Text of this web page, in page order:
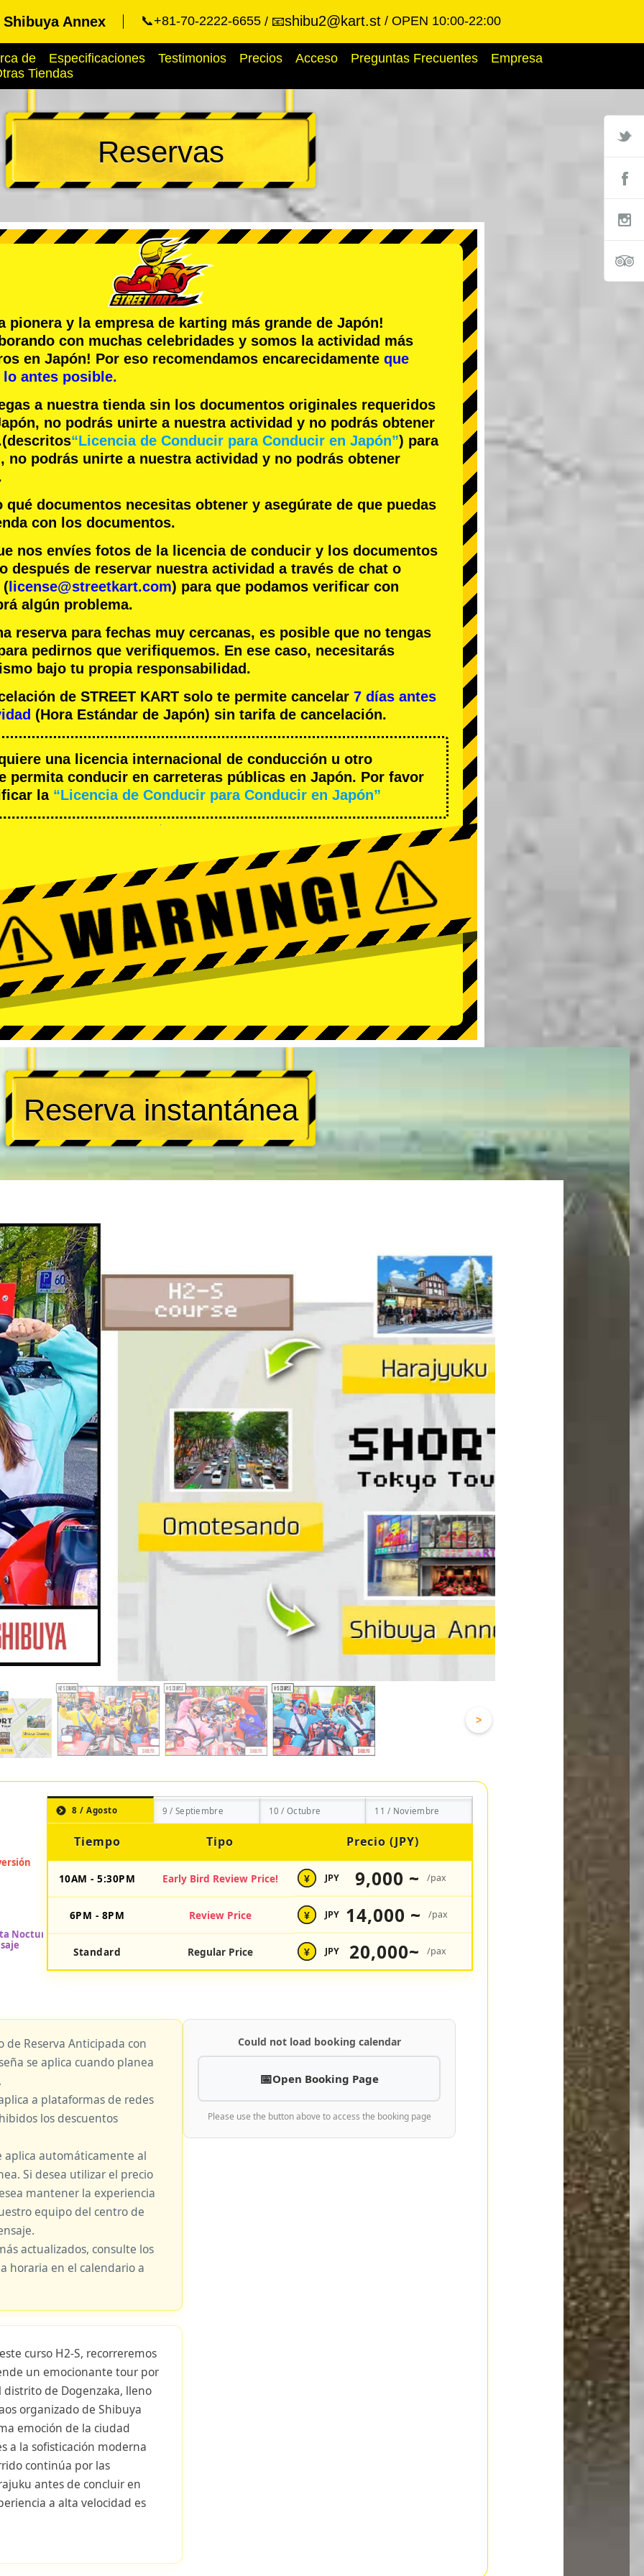
Annex 📞+81-70-2222-6655 📧shibu2@kart.st OPEN 10:00-22:00
de Especificaciones Testimonios Precios Acceso Preguntas Frecuentes
Empresa
Tiendas
Reservas
pioneray la empresa de karting más grande de Japón!
con muchas celebridades y somos la actividad más
en Japón! Por eso recomendamos encarecidamente que
lo antes posible.
a nuestra tienda sin los documentos originales requeridos
no podrás unirte a nuestra actividad y no podrás obtener
(descritos“Licencia de Conducir para Conducir en Japón”) para
no podrás unirte a nuestra actividad y no podrás obtener
qué documentos necesitas obtener y asegúrate de que puedas
con los documentos.
nos envíes fotos de la licencia de conducir y los documentos
después de reservar nuestra actividad a través de chat o
( license@streetkart.com) para que podamos verificar con
algún problema.
reserva para fechas muy cercanas, es posible que no tengas
pedirnos que verifiquemos. En ese caso, necesitarás
bajo tu propia responsabilidad.
de STREET KART solo te permite cancelar 7 días antes
(Hora Estándar de Japón) sin tarifa de cancelación.
una licencia internacional de conducción u otro
permita conducir en carreteras públicas en Japón. Por favor
la “Licencia de Conducir para Conducir en Japón”
Reserva instantánea
>
8 / Agosto 9 / Septiembre 10 / Octubre 11 / Noviembre
Tiempo Tipo Precio (JPY)
10AM - 5:30PM Early Bird Review Price! ¥ JPY 9,000 ~ /pax
6PM - 8PM Review Price ¥ JPY 14,000 ~ /pax
Standard Regular Price ¥ JPY 20,000~ /pax
de Reserva Anticipada con
se aplica cuando planea
a plataformas de redes
los descuentos
aplica automáticamente al
Si desea utilizar el precio
mantener la experiencia
equipo del centro de
actualizados, consulte los
horaria en el calendario a
curso H2-S, recorreremos
un emocionante tour por
distrito de Dogenzaka, lleno
organizado de Shibuya
emoción de la ciudad
a la sofisticación moderna
continúa por las
antes de concluir en
a alta velocidad es
Could not load booking calendar
Open Booking Page
Please use the button above to access the booking page